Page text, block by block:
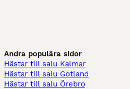
Andra populära sidor
Hästar till salu Kalmar
Hästar till salu Gotland
Hästar till salu Örebro